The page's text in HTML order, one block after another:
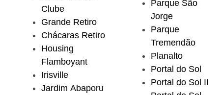
Clube
Grande Retiro
Chácaras Retiro
Housing
Flamboyant
Irisville
Jardim Abaporu
Parque São
Jorge
Parque
Tremendão
Planalto
Portal do Sol
Portal do Sol II